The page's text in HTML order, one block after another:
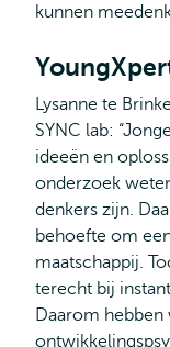
kunnen
Lysanne te
SYNC lab:
ideeën en
onderzoek
denkers zijn.
behoefte om
maatschappij.
terecht bij
Daarom